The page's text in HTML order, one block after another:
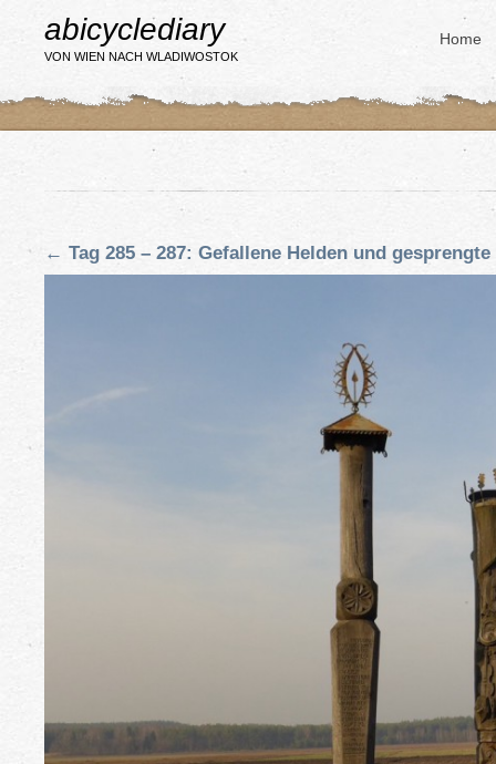
abicyclediary
VON WIEN NACH WLADIWOSTOK
Home
← Tag 285 – 287: Gefallene Helden und